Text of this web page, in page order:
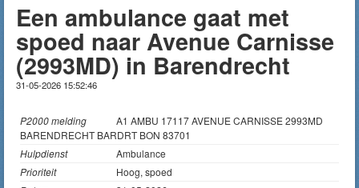
Een ambulance gaat met
spoed naar Avenue Carnisse
(2993MD) in Barendrecht
31-05-2026 15:52:46
P2000 melding
A1 AMBU 17117 AVENUE CARNISSE 2993MD
BARENDRECHT BARDRT BON 83701
Hulpdienst
Ambulance
Prioriteit
Hoog, spoed